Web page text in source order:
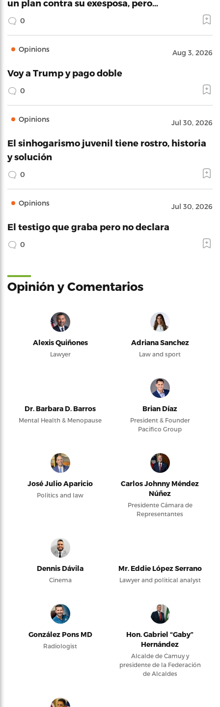
un plan contra su exesposa, pero…
0
Opinions Aug 3, 2026
Voy a Trump y pago doble
0
Opinions Jul 30, 2026
El sinhogarismo juvenil tiene rostro, historia
y solución
0
Opinions Jul 30, 2026
El testigo que graba pero no declara
0
Opinión y Comentarios
Alexis Quiñones
Lawyer
Adriana Sanchez
Law and sport
Dr. Barbara D. Barros
Mental Health & Menopause
Brian Díaz
President & Founder
Pacifico Group
José Julio Aparicio
Politics and law
Carlos Johnny Méndez
Núñez
Presidente Cámara de
Representantes
Dennis Dávila
Cinema
Mr. Eddie López Serrano
Lawyer and political analyst
González Pons MD
Radiologist
Hon. Gabriel “Gaby”
Hernández
Alcalde de Camuy y
presidente de la Federación
de Alcaldes